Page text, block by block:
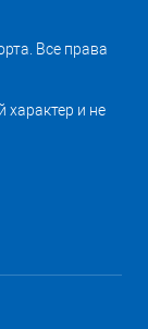
Все права
и не